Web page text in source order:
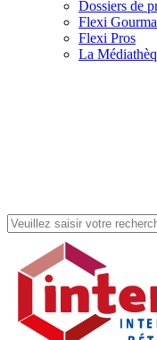
Dossiers de
Flexi
Flexi Pros
La
Rechercher
dans
site